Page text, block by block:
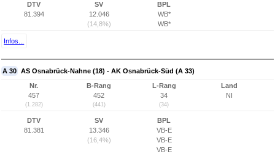
DTV
81.394
SV
12.046
(14,8%)
BPL
WB*
WB*
Infos...
A 30 AS Osnabrück-Nahne (18) - AK Osnabrück-Süd (A 33)
Nr.
457
(1.282)
B-Rang
452
(441)
L-Rang
34
(34)
Land
NI
DTV
81.381
SV
13.346
(16,4%)
BPL
VB-E
VB-E
VB-E